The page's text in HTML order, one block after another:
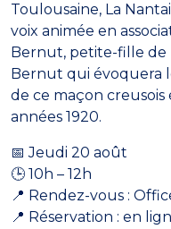
Toulousaine, La
voix animée en
Bernut, petite-fille
Bernut qui évoquera
de ce maçon creusois
années 1920.
📅 Jeudi 20 août
🕒 10h – 12h
📍 Rendez-vous :
📍 Réservation : en